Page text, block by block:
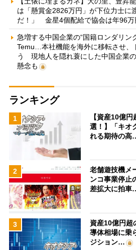
は「懸賞金2826万円」が下位力士に
だ！」 金星4個配給で協会は年96万
急増する中国企業の“国籍ロンダリン
Temu…本社機能を海外に移転させ、
う 現地人を隠れ蓑にした中国企業
懸念も
ランキング
1
【資産10億
選！】「キオ
れる期待の高
2
老舗遊技機メ
ンコ事業停
差拡大に拍車
3
資産10億円超
導体相場に乗
ジション…